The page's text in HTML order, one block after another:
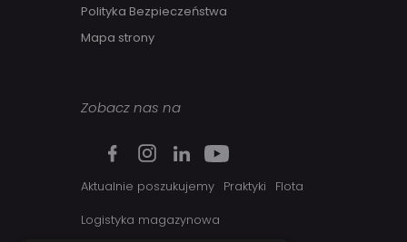
Polityka Bezpieczeństwa
Mapa strony
Zobacz nas na
Aktualnie poszukujemy Praktyki
Flota
Logistyka magazynowa